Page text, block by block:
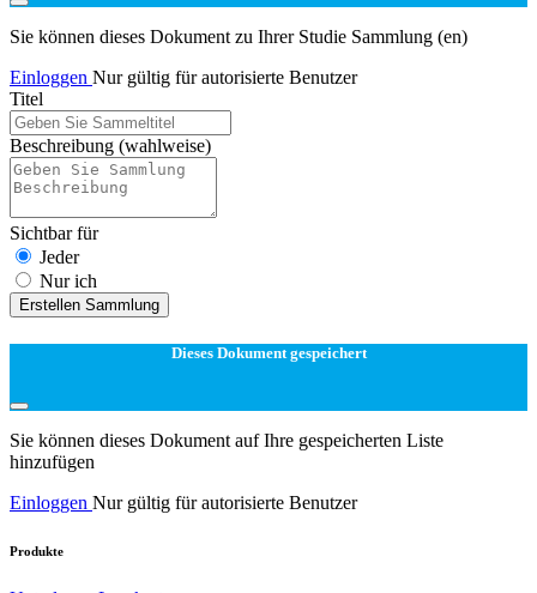
Sie können dieses Dokument zu Ihrer Studie Sammlung (en)
Einloggen Nur gültig für autorisierte Benutzer
Titel
Beschreibung (wahlweise)
Sichtbar für
Jeder
Nur ich
Erstellen Sammlung
Dieses Dokument gespeichert
Sie können dieses Dokument auf Ihre gespeicherten Liste
hinzufügen
Einloggen Nur gültig für autorisierte Benutzer
Produkte